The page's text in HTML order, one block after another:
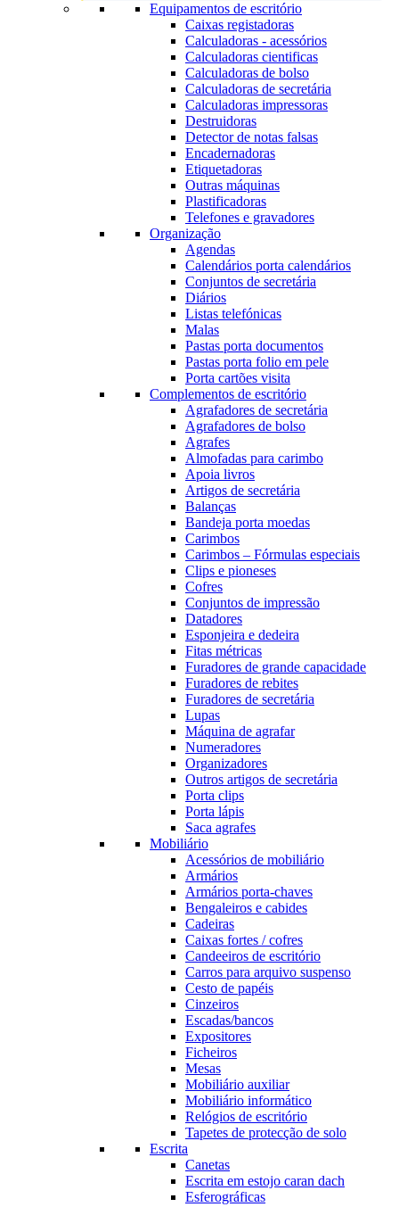
Equipamentos de escritório
Caixas registadoras
Calculadoras - acessórios
Calculadoras cientificas
Calculadoras de bolso
Calculadoras de secretária
Calculadoras impressoras
Destruidoras
Detector de notas falsas
Encadernadoras
Etiquetadoras
Outras máquinas
Plastificadoras
Telefones e gravadores
Organização
Agendas
Calendários porta calendários
Conjuntos de secretária
Diários
Listas telefónicas
Malas
Pastas porta documentos
Pastas porta folio em pele
Porta cartões visita
Complementos de escritório
Agrafadores de secretária
Agrafadores de bolso
Agrafes
Almofadas para carimbo
Apoia livros
Artigos de secretária
Balanças
Bandeja porta moedas
Carimbos
Carimbos – Fórmulas especiais
Clips e pioneses
Cofres
Conjuntos de impressão
Datadores
Esponjeira e dedeira
Fitas métricas
Furadores de grande capacidade
Furadores de rebites
Furadores de secretária
Lupas
Máquina de agrafar
Numeradores
Organizadores
Outros artigos de secretária
Porta clips
Porta lápis
Saca agrafes
Mobiliário
Acessórios de mobiliário
Armários
Armários porta-chaves
Bengaleiros e cabides
Cadeiras
Caixas fortes / cofres
Candeeiros de escritório
Carros para arquivo suspenso
Cesto de papéis
Cinzeiros
Escadas/bancos
Expositores
Ficheiros
Mesas
Mobiliário auxiliar
Mobiliário informático
Relógios de escritório
Tapetes de protecção de solo
Escrita
Canetas
Escrita em estojo caran dach
Esferográficas